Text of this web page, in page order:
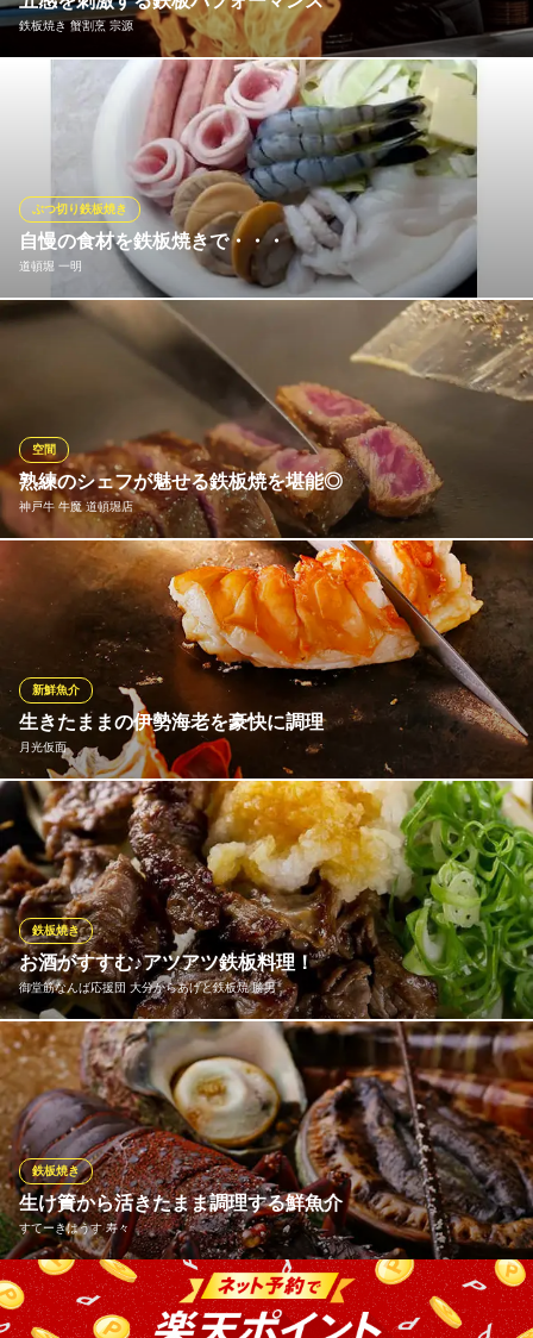
焼肉ホルモン
近鉄難波線近鉄日本橋駅 徒歩5分
大阪府大阪市中央区難波千日前3-21
鉄板焼き 蟹割烹 宗源
目の前で繰り広げられるシェフの華麗な手捌き。肉が焼ける音、
香り、そして完成された一皿。五感すべてで料理を楽しめるライ
ブ感こそが、カウンター席の真骨頂です。
鉄板焼き 蟹割烹 宗源
ステーキ 蟹割烹
大阪メトロ堺筋線日本橋駅 徒歩5分
大阪府大阪市中央区宗右衛門町3-3 キャナルサイド宗右衛門町5F
自慢の食材を鉄板焼きで・・・
道頓堀 一明
ぶつ切り鉄板焼き
新鮮食材をたっぷり贅沢に鉄板焼きで。 自分好みの焼き加減で、
アツアツ出来立てをどうぞ。
お好み焼き・鉄板焼
大阪メトロ御堂筋線なんば駅 徒歩3分
大阪府大阪市中央区道頓堀1-6-12 ニコービルB1
熟練のシェフが魅せる鉄板焼を堪能◎
神戸牛 牛魔 道頓堀店
空間
1F～4F各階違うコンセプトで作られており様々なお席がありま
す。お客様のご利用シーンに応じた柔軟なご案内が可能です。1F
にはゆったりとお食事を楽しんでいただけるカウンター席。2Fは
落ち着いた雰囲気のカウンターとテーブル席をご用意。3Fは宴会
などに最適なカジュアルなテーブル席、4FにはVIPルームがござ
います。
神戸牛 牛魔 道頓堀店
和牛の鉄板焼＆ステーキ
地下鉄なんば駅14番出口 徒歩5分
大阪府大阪市中央区道頓堀1-5-9 和ビル
生きたままの伊勢海老を豪快に調理
月光仮面
新鮮魚介
お肉のほか、海鮮メニューも豊富にご用意。高級食材、伊勢海老
は生きたまま豪快に調理いたします。鉄板の上で次々と解体され
ていく様は目にも鮮やか。一瞬の早ワザを見逃さないよう、しっ
かりと目を離さずに見ていてください。プリプリとした肉厚の食
感は伊勢海老ならでは。※時期によりご用意できない場合がござい
ます。
月光仮面
国産黒毛和牛のステーキ
大阪メトロ御堂筋線なんば駅14番出口 徒歩2分
大阪府大阪市中央区難波1-7-18 心斎橋ヨーロピアンビル 2F
お酒がすすむ♪アツアツ鉄板料理！
御堂筋なんば応援団 大分からあげと鉄板焼 勝男
鉄板焼き
お酒のアテにぴったりな一品料理も豊富です！特に、出来立てを
鉄板の上に乗せてご提供する、鉄板焼き料理が大好評！柔らかい
牛すじ肉をポン酢でさっぱりと仕上げた「牛スジポン酢」、勝男
特製の「ホルモン焼」もおすすめです♪ほかにも野菜や魚介など、
様々な素材を使った鉄板焼きをお楽しみいただけます！
御堂筋なんば応援団 大分からあげと鉄板焼 勝男
唐揚・鉄板焼・居酒屋
大阪メトロ御堂筋線なんば駅 徒歩2分
大阪府大阪市中央区道頓堀1-9-14
生け簀から活きたまま調理する鮮魚介
すてーきはうす 寿々
鉄板焼き
カウンター席より望む中央に生け簀を設置しております。取り出
してすぐに鉄板で調理する活けの新鮮魚介をお召し上がりいただ